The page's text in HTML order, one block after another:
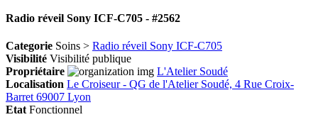
Radio réveil Sony ICF-C705 - #2562
Categorie Soins > Radio réveil Sony ICF-C705
Visibilité Visibilité publique
Propriétaire
L'Atelier Soudé
Localisation Le Croiseur - QG de l'Atelier Soudé, 4 Rue Croix-
Barret 69007 Lyon
Etat Fonctionnel